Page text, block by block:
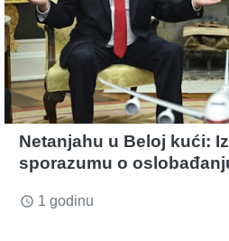
Netanjahu u Beloj kući:
sporazumu o
access_time 1 godinu